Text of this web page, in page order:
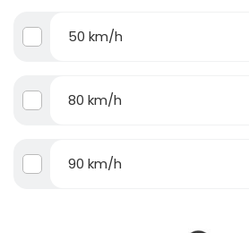
50 km/h
80 km/h
90 km/h